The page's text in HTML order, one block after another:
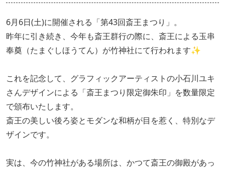
6月6日(土)に開催される「第43回斎王まつり」。
昨年に引き続き、今年も斎王群行の際に、斎王による玉串
奉奠（たまぐしほうてん）が竹神社にて行われます✨
これを記念して、グラフィックアーティストの小石川ユキ
さんデザインによる「斎王まつり限定御朱印」を数量限定
で頒布いたします。
斎王の美しい後ろ姿とモダンな和柄が目を惹く、特別なデ
ザインです。
実は、今の竹神社がある場所は、かつて斎王の御殿があっ